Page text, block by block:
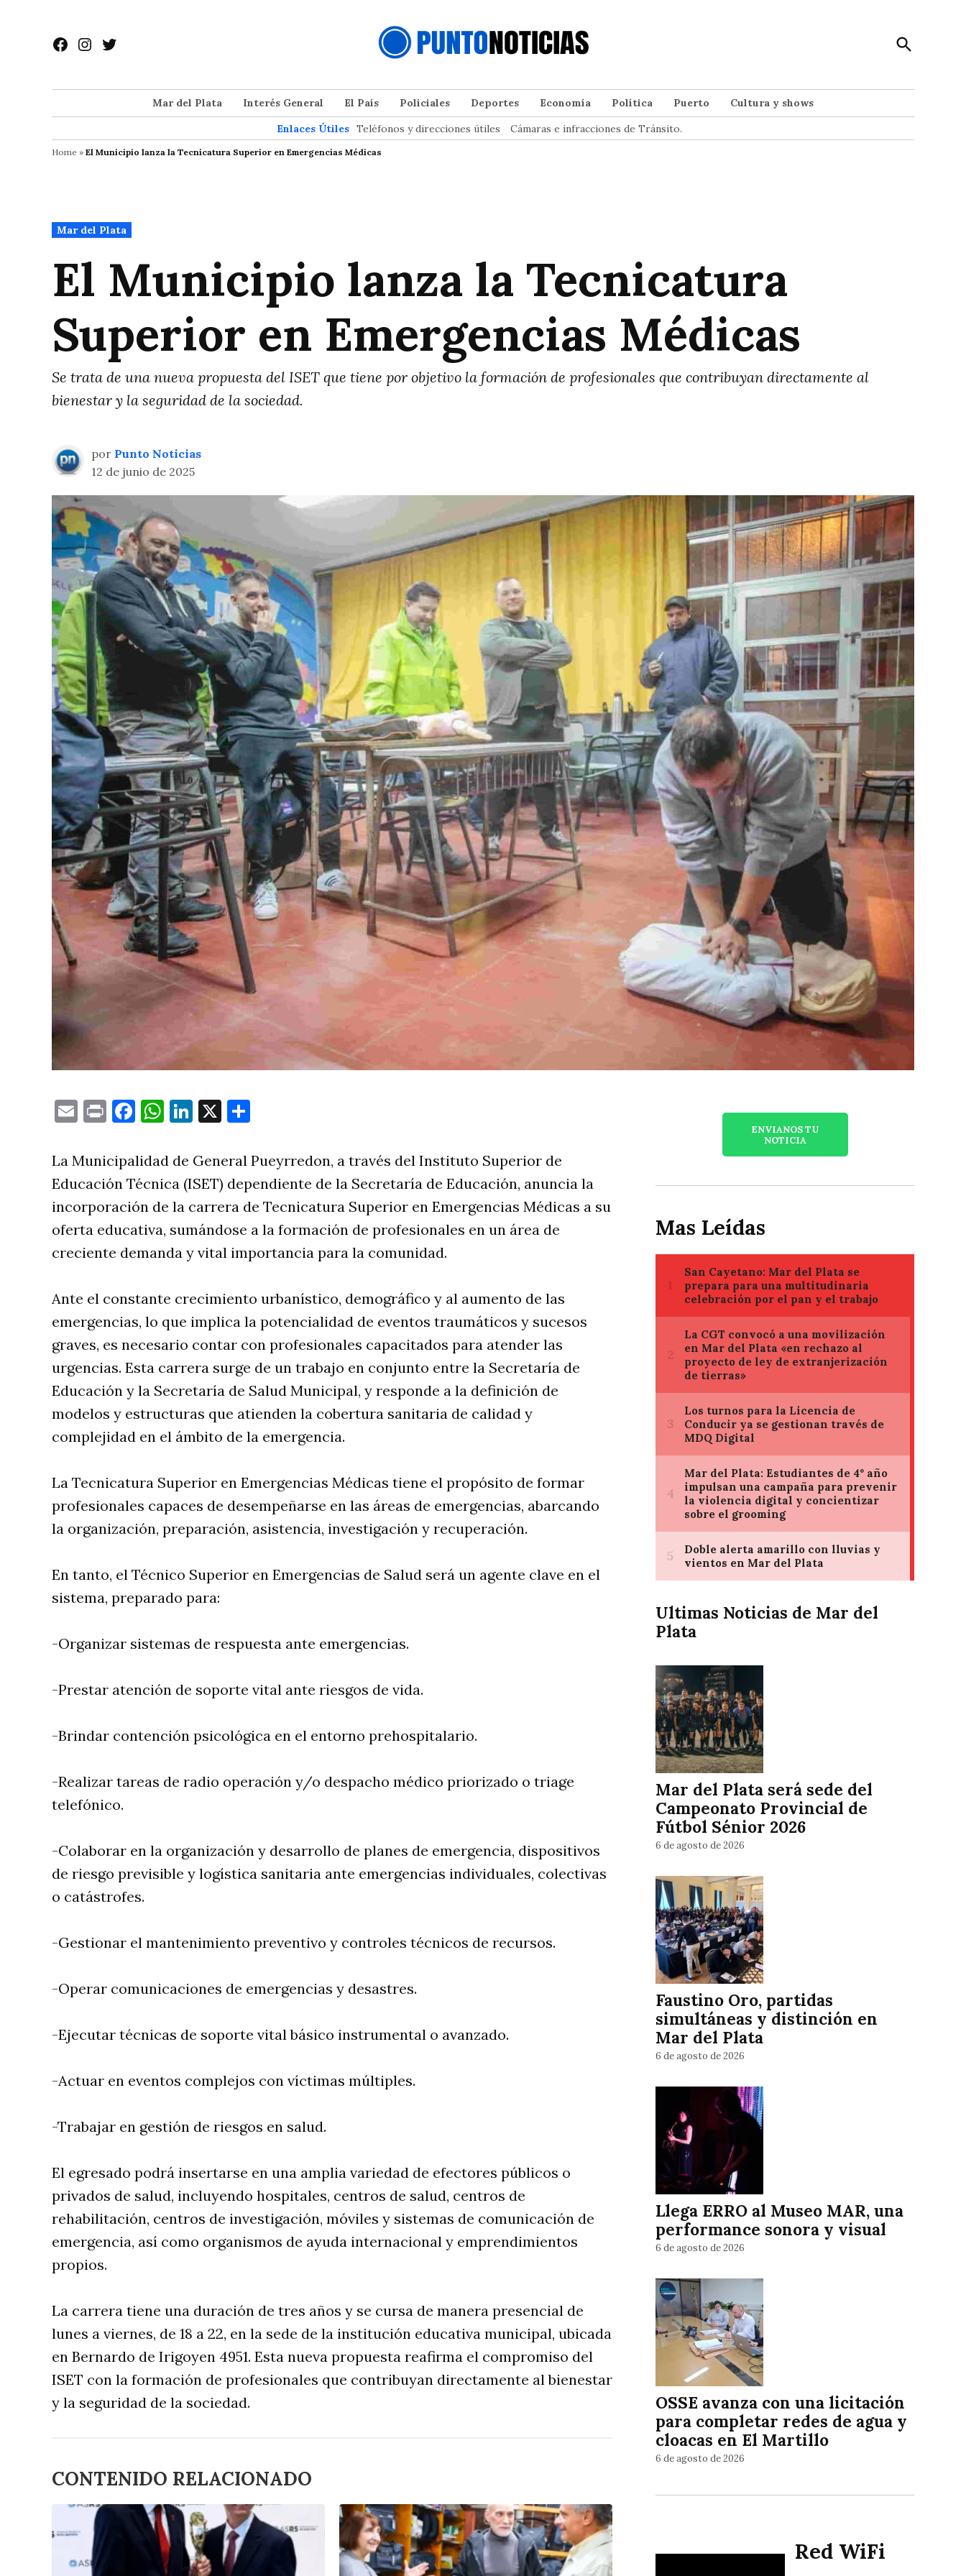
contenido
Facebook
Instagram
Twitter
Open
Search
Mar del Plata Interés General El País Policiales Deportes Economía Política Puerto
Cultura y shows
Enlaces Útiles Teléfonos y direcciones útiles Cámaras e infracciones de Tránsito.
Home » El Municipio lanza la Tecnicatura Superior en Emergencias Médicas
Publicado
en
Mar del Plata
El Municipio lanza la Tecnicatura
Superior en Emergencias Médicas
Se trata de una nueva propuesta del ISET que tiene por objetivo la formación de profesionales que contribuyan directamente al
bienestar y la seguridad de la sociedad.
por Punto Noticias
12 de junio de 2025
EmailPrintFacebook
WhatsApp
LinkedIn
X
La Municipalidad de General Pueyrredon, a través del Instituto Superior de
Educación Técnica (ISET) dependiente de la Secretaría de Educación, anuncia la
incorporación de la carrera de Tecnicatura Superior en Emergencias Médicas a su
oferta educativa, sumándose a la formación de profesionales en un área de
creciente demanda y vital importancia para la comunidad.
Ante el constante crecimiento urbanístico, demográfico y al aumento de las
emergencias, lo que implica la potencialidad de eventos traumáticos y sucesos
graves, es necesario contar con profesionales capacitados para atender las
urgencias. Esta carrera surge de un trabajo en conjunto entre la Secretaría de
Educación y la Secretaría de Salud Municipal, y responde a la definición de
modelos y estructuras que atienden la cobertura sanitaria de calidad y
complejidad en el ámbito de la emergencia.
La Tecnicatura Superior en Emergencias Médicas tiene el propósito de formar
profesionales capaces de desempeñarse en las áreas de emergencias, abarcando
la organización, preparación, asistencia, investigación y recuperación.
En tanto, el Técnico Superior en Emergencias de Salud será un agente clave en el
sistema, preparado para:
-Organizar sistemas de respuesta ante emergencias.
-Prestar atención de soporte vital ante riesgos de vida.
-Brindar contención psicológica en el entorno prehospitalario.
-Realizar tareas de radio operación y/o despacho médico priorizado o triage
telefónico.
-Colaborar en la organización y desarrollo de planes de emergencia, dispositivos
de riesgo previsible y logística sanitaria ante emergencias individuales, colectivas
o catástrofes.
-Gestionar el mantenimiento preventivo y controles técnicos de recursos.
-Operar comunicaciones de emergencias y desastres.
-Ejecutar técnicas de soporte vital básico instrumental o avanzado.
-Actuar en eventos complejos con víctimas múltiples.
-Trabajar en gestión de riesgos en salud.
El egresado podrá insertarse en una amplia variedad de efectores públicos o
privados de salud, incluyendo hospitales, centros de salud, centros de
rehabilitación, centros de investigación, móviles y sistemas de comunicación de
emergencia, así como organismos de ayuda internacional y emprendimientos
propios.
La carrera tiene una duración de tres años y se cursa de manera presencial de
lunes a viernes, de 18 a 22, en la sede de la institución educativa municipal, ubicada
en Bernardo de Irigoyen 4951. Esta nueva propuesta reafirma el compromiso del
ISET con la formación de profesionales que contribuyan directamente al bienestar
y la seguridad de la sociedad.
CONTENIDO RELACIONADO
ENVIANOS TU
NOTICIA
Mas Leídas
Ultimas Noticias de Mar del
Plata
Mar del Plata será sede del
Campeonato Provincial de
Fútbol Sénior 2026
6 de agosto de 2026
Faustino Oro, partidas
simultáneas y distinción en
Mar del Plata
6 de agosto de 2026
Llega ERRO al Museo MAR, una
performance sonora y visual
6 de agosto de 2026
OSSE avanza con una licitación
para completar redes de agua y
cloacas en El Martillo
6 de agosto de 2026
Red WiFi